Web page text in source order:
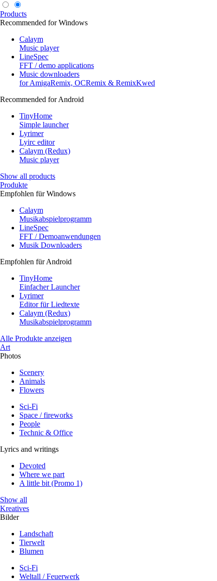
Products
Recommended for Windows
Calaym
Music player
LineSpec
FFT / demo applications
Music downloaders
for AmigaRemix, OCRemix & RemixKwed
Recommended for Android
TinyHome
Simple launcher
Lyrimer
Lyirc editor
Calaym (Redux)
Music player
Show all products
Produkte
Empfohlen für Windows
Calaym
Musikabspielprogramm
LineSpec
FFT / Demoanwendungen
Musik Downloaders
Empfohlen für Android
TinyHome
Einfacher Launcher
Lyrimer
Editor für Liedtexte
Calaym (Redux)
Musikabspielprogramm
Alle Produkte anzeigen
Art
Photos
Scenery
Animals
Flowers
Sci-Fi
Space / fireworks
People
Technic & Office
Lyrics and writings
Devoted
Where we part
A little bit (Promo 1)
Show all
Kreatives
Bilder
Landschaft
Tierwelt
Blumen
Sci-Fi
Weltall / Feuerwerk